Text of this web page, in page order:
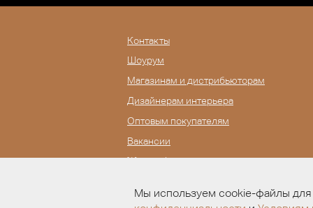
Мы используем cookie-файлы для
Контакты
Шоурум
Магазинам и дистрибьюторам
Дизайнерам интерьера
Оптовым покупателям
Вакансии
Журнал Lampatron